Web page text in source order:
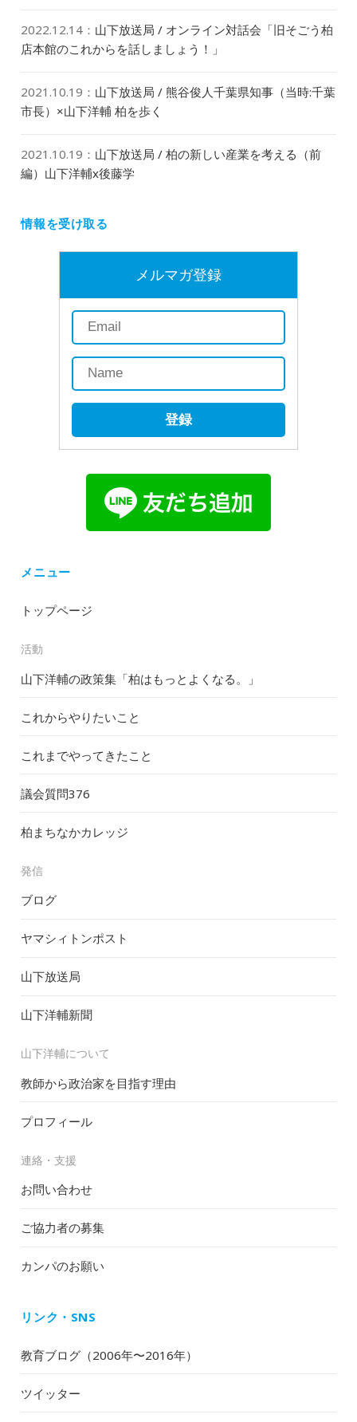
2022.12.14 ： 山下放送局 / オンライン対話会「旧そごう柏
店本館のこれからを話しましょう！」
2021.10.19 ： 山下放送局 / 熊谷俊人千葉県知事（当時:千葉
市長）×山下洋輔 柏を歩く
2021.10.19 ： 山下放送局 / 柏の新しい産業を考える（前
編）山下洋輔x後藤学
情報を受け取る
メルマガ登録
登録
メニュー
トップページ
活動
山下洋輔の政策集「柏はもっとよくなる。」
これからやりたいこと
これまでやってきたこと
議会質問376
柏まちなかカレッジ
発信
ブログ
ヤマシィトンポスト
山下放送局
山下洋輔新聞
山下洋輔について
教師から政治家を目指す理由
プロフィール
連絡・支援
お問い合わせ
ご協力者の募集
カンパのお願い
リンク・SNS
教育ブログ（2006年〜2016年）
ツイッター